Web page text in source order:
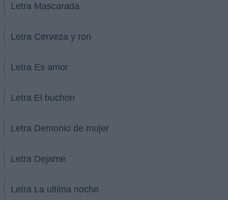
Letra Mascarada
Letra Cerveza y ron
Letra Es amor
Letra El buchon
Letra Demonio de mujer
Letra Dejame
Letra La ultima noche